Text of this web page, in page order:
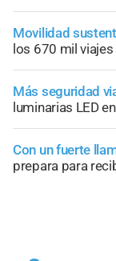
Movilidad
los 670 mil
Más seguridad
luminarias LED
Con un fuerte
prepara para